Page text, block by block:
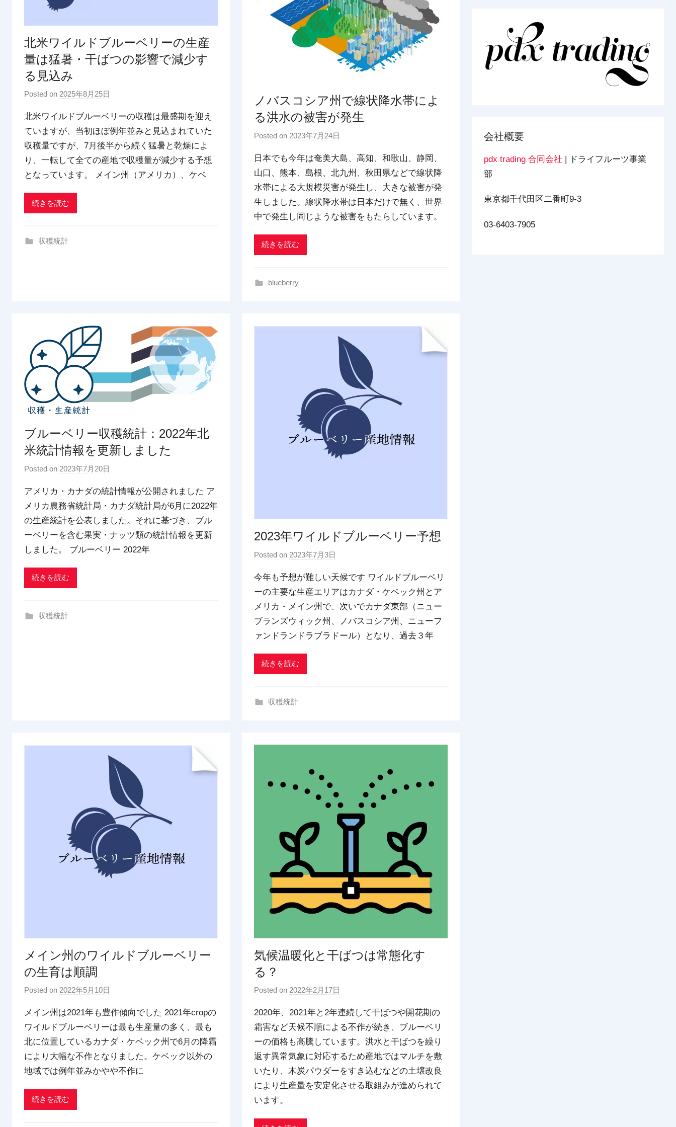
北米ワイルドブルーベリーの生産
量は猛暑・干ばつの影響で減少す
る見込み
Posted on 2025年8月25日
p
d
x
t
r
北米ワイルドブルーベリーの収穫は最盛期を迎え
ていますが、当初ほぼ例年並みと見込まれていた
収穫量ですが、7月後半から続く猛暑と乾燥によ
り、一転して全ての産地で収穫量が減少する予想
となっています。 メイン州（アメリカ）、ケベ
続きを読む
収穫統計
ノバスコシア州で線状降水帯によ
る洪水の被害が発生
Posted on 2023年7月24日
p
d
x
t
r
日本でも今年は奄美大島、高知、和歌山、静岡、
山口、熊本、島根、北九州、秋田県などで線状降
水帯による大規模災害が発生し、大きな被害が発
生しました。線状降水帯は日本だけで無く、世界
中で発生し同じような被害をもたらしています。
続きを読む
blueberry
ブルーベリー収穫統計：2022年北
米統計情報を更新しました
Posted on 2023年7月20日
p
d
x
t
アメリカ・カナダの統計情報が公開されました ア
メリカ農務省統計局・カナダ統計局が6月に2022年
の生産統計を公表しました。それに基づき、ブル
ーベリーを含む果実・ナッツ類の統計情報を更新
しました。 ブルーベリー 2022年
続きを読む
収穫統計
2023年ワイルドブルーベリー予想
Posted on 2023年7月3日
p
d
x
r
今年も予想が難しい天候です ワイルドブルーベリ
ーの主要な生産エリアはカナダ・ケベック州とア
メリカ・メイン州で、次いでカナダ東部（ニュー
ブランズウィック州、ノバスコシア州、ニューフ
ァンドランドラブラドール）となり、過去３年
続きを読む
収穫統計
メイン州のワイルドブルーベリー
の生育は順調
Posted on 2022年5月10日
p
d
x
t
r
メイン州は2021年も豊作傾向でした 2021年cropの
ワイルドブルーベリーは最も生産量の多く、最も
北に位置しているカナダ・ケベック州で6月の降霜
により大幅な不作となりました。ケベック以外の
地域では例年並みかやや不作に
続きを読む
気候温暖化と干ばつは常態化す
る？
Posted on2022年2月17日
p
d
x
t
r
a
2020年、2021年と2年連続して干ばつや開花期の
霜害など天候不順による不作が続き、ブルーベリ
ーの価格も高騰しています。洪水と干ばつを繰り
返す異常気象に対応するため産地ではマルチを敷
いたり、木炭パウダーをすき込むなどの土壌改良
により生産量を安定化させる取組みが進められて
います。
会社概要
pdx trading 合同会社 | ドライフルーツ事業
部
東京都千代田区二番町9-3
03-6403-7905